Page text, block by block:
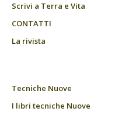
Scrivi a Terra e Vita
CONTATTI
La rivista
Tecniche Nuove
I libri tecniche Nuove